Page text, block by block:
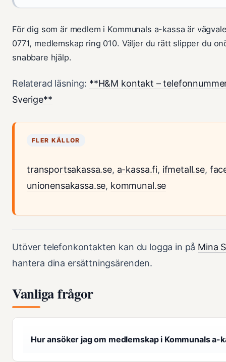
För dig som är medlem i Kommunals a-kassa är
0771, medlemskap ring 010. Väljer du rätt slipper du
snabbare hjälp.
Relaterad läsning: **H&M kontakt –
Sverige**
FLER KÄLLOR
transportsakassa.se, a-kassa.fi, ifmetall.se,
unionensakassa.se, kommunal.se
Utöver telefonkontakten kan du logga in på Mina
hantera dina ersättningsärenden.
Vanliga frågor
Hur ansöker jag om medlemskap i Kommunals a-